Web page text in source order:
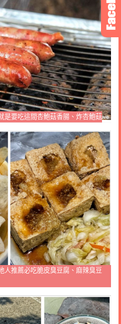
是要吃這間杏鮑菇香腸、炸杏鮑菇
人推薦必吃脆皮臭豆腐、麻辣臭豆